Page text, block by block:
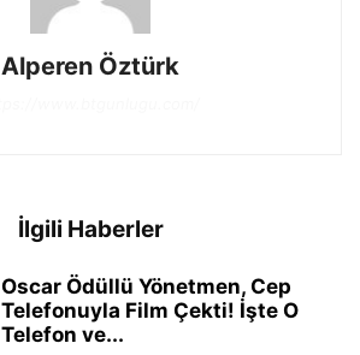
Alperen Öztürk
İlgili Haberler
Oscar Ödüllü Yönetmen, Cep
Telefonuyla Film Çekti! İşte O
Telefon ve...